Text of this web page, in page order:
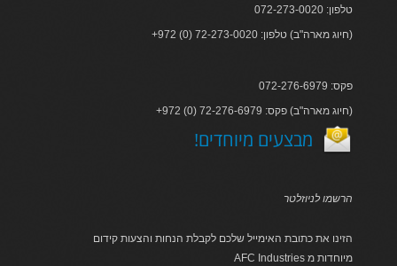
טלפון: 072-273-0020
+972 (0) 72-273-0020 :חיוג מארה"ב) טלפון)
פקס: 072-276-6979
+972 (0) 72-276-6979 :חיוג מארה"ב) פקס)
!מבצעים מיוחדים
הרשמו לניוזלטר
הזינו את כתובת האימייל שלכם לקבלת הנחות והצעות קידום
AFC Industries מיוחדות מ